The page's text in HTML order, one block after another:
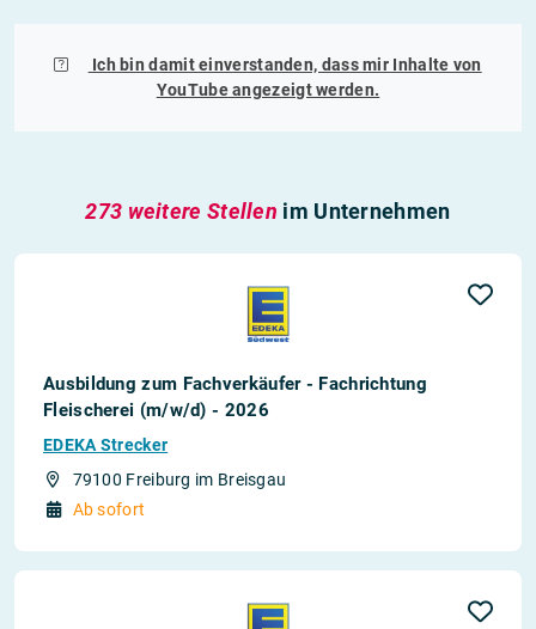
Ich bin damit einverstanden, dass mir Inhalte von
YouTubeangezeigt werden.
273 weitere Stellen im Unternehmen
Ausbildung zum Fachverkäufer - Fachrichtung
Fleischerei (m/w/d) - 2026
EDEKA Strecker
79100 Freiburg im Breisgau
Ab sofort